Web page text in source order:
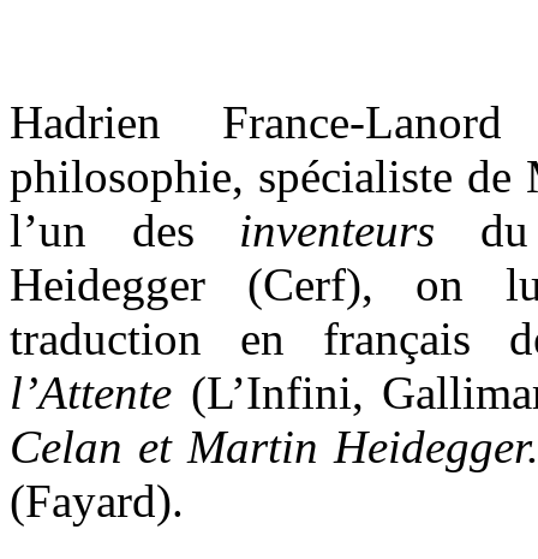
Hadrien France-
philosophie, spécialiste
l’un des inventeurs
Heidegger (Cerf), on
traduction en français
l’Attente (L’Infini,
Celan et Martin
(Fayard).